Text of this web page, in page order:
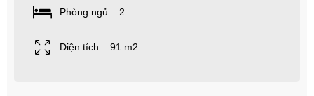
Phòng ngủ: : 2
Diện tích: : 91 m2